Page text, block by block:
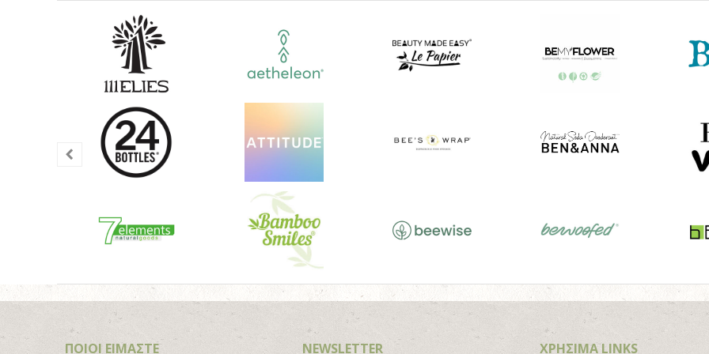
ΠΟΙΟΙ ΕΙΜΑΣΤΕ NEWSLETTER ΧΡΗΣΙΜΑ LINKS